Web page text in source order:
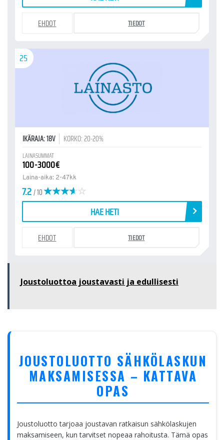
EHDOT TIEDOT
25
IKÄRAJA: 18V KORKO: 20-20%
LAINASUMMAT
100-3000€
Laina-aika: 2-47kk
7.2/ 10
HAE HETI
EHDOT TIEDOT
Joustoluottoa joustavasti ja edullisesti
JOUSTOLUOTTO SÄHKÖLASKUN
MAKSAMISESSA – KATTAVA
OPAS
Joustoluotto tarjoaa joustavan ratkaisun sähkölaskujen
maksamiseen, kun tarvitset nopeaa rahoitusta. Tämä opas